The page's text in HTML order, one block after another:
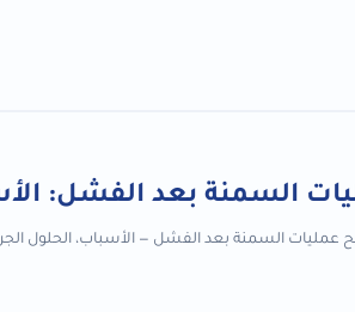
السمنة بعد الفشل:
عمليات السمنة بعد الفشل — الأسباب، الحلول